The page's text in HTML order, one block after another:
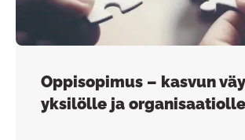
Oppisopimus – kasvun
yksilölle ja organisaatiolle